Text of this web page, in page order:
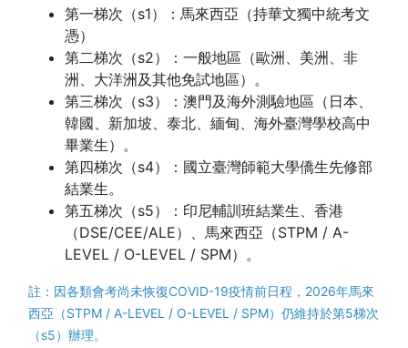
第一梯次（s1）：馬來西亞（持華文獨中統考文
憑）
第二梯次（s2）：一般地區（歐洲、美洲、非
洲、大洋洲及其他免試地區）。
第三梯次（s3）：澳門及海外測驗地區（日本、
韓國、新加坡、泰北、緬甸、海外臺灣學校高中
畢業生）。
第四梯次（s4）：國立臺灣師範大學僑生先修部
結業生。
第五梯次（s5）：印尼輔訓班結業生、香港
（DSE/CEE/ALE）、馬來西亞（STPM / A-
LEVEL / O-LEVEL / SPM）。
註：因各類會考尚未恢復COVID-19疫情前日程，2026年馬來
西亞（STPM / A-LEVEL / O-LEVEL / SPM）仍維持於第5梯次
（s5）辦理。